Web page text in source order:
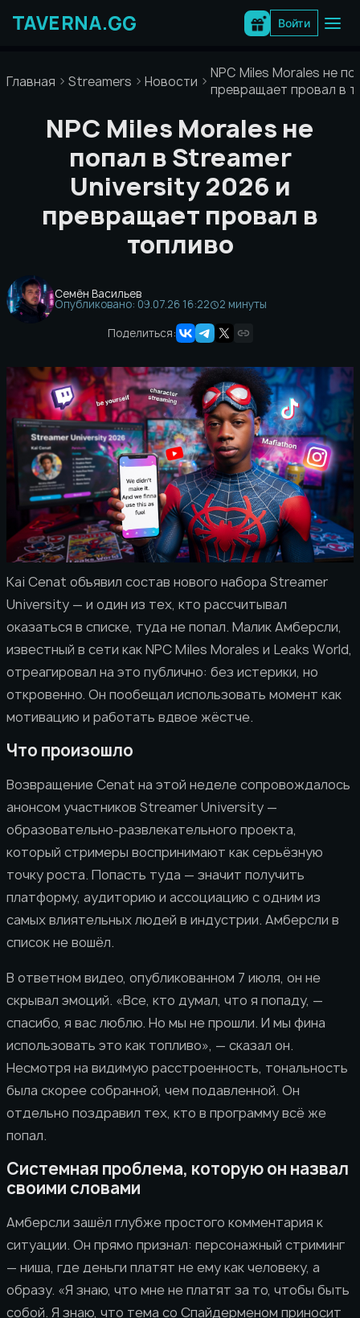
содержимому
Войти
Главная Streamers Новости
NPC Miles Morales не
превращает провал в
NPC Miles Morales не
попал в Streamer
University 2026 и
превращает провал в
топливо
Семён Васильев
Опубликовано: 09.07.26 16:22
2 минуты
Поделиться:
Kai Cenat объявил состав нового набора Streamer
University — и один из тех, кто рассчитывал
оказаться в списке, туда не попал. Малик Амберсли,
известный в сети как NPC Miles Morales и Leaks World,
отреагировал на это публично: без истерики, но
откровенно. Он пообещал использовать момент как
мотивацию и работать вдвое жёстче.
Что произошло
Возвращение Cenat на этой неделе сопровождалось
анонсом участников Streamer University —
образовательно-развлекательного проекта,
который стримеры воспринимают как серьёзную
точку роста. Попасть туда — значит получить
платформу, аудиторию и ассоциацию с одним из
самых влиятельных людей в индустрии. Амберсли в
список не вошёл.
В ответном видео, опубликованном 7 июля, он не
скрывал эмоций. «Все, кто думал, что я попаду, —
спасибо, я вас люблю. Но мы не прошли. И мы фина
использовать это как топливо», — сказал он.
Несмотря на видимую расстроенность, тональность
была скорее собранной, чем подавленной. Он
отдельно поздравил тех, кто в программу всё же
попал.
Системная проблема, которую он назвал
своими словами
Амберсли зашёл глубже простого комментария к
ситуации. Он прямо признал: персонажный стриминг
— ниша, где деньги платят не ему как человеку, а
образу. «Я знаю, что мне не платят за то, чтобы быть
собой. Я знаю, что тема со Спайдерменом приносит